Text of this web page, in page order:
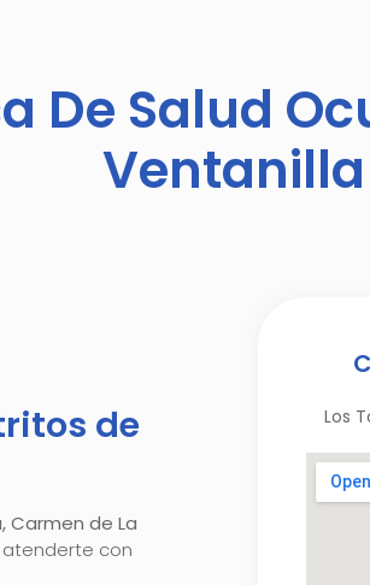
De Salud
Ventanilla
de
Carmen de La
con
Los